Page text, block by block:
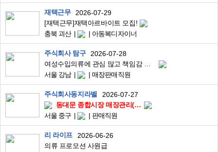
재택근무
2026-07-29
[재택근무]재택아르바이트 모집!
충북 괴산
아동복디자이너
주식회사 탐구
2026-07-28
서울 강남
매장판매직원
주식회사동지라벨
2026-07-27
동대문 종합시장 매장관리(10시출근~5시퇴근)
서울 중구
판매직원
리 라이프
2026-06-26
의류 프로모션 사원급